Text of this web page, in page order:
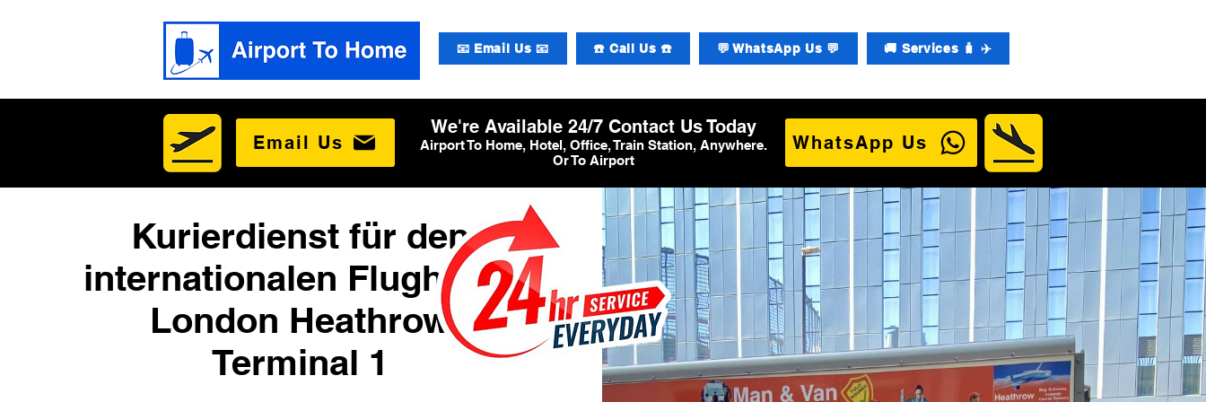
📧 Email Us 📧 ☎️ Call Us ☎️ 💬 WhatsApp Us 💬 🚚 Services 🧳 ✈️
Email Us
We're Available 24/7 Contact Us Today
Airport To Home, Hotel, Office, Train Station, Anywhere.
Or To Airport
WhatsApp Us
Kurierdienst für den
internationalen Flughafen
London Heathrow
Terminal 1